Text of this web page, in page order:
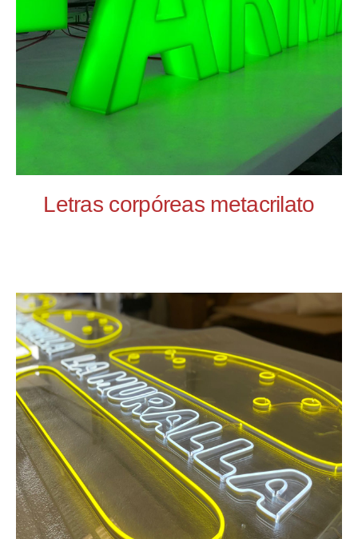
Letras corpóreas metacrilato